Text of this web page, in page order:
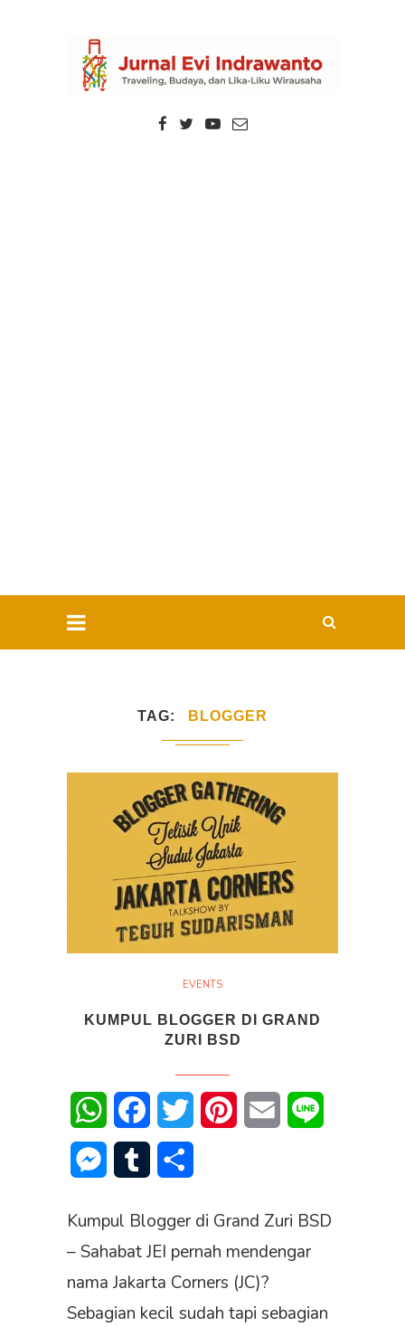
TAG BLOGGER
EVENTS
KUMPUL BLOGGER DI GRAND
ZURI BSD
WhatsAppFacebookTwitter PinterestEmail
Messenger
Tumblr
Kumpul Blogger di Grand Zuri BSD
– Sahabat JEI pernah mendengar
nama Jakarta Corners (JC)?
Sebagian kecil sudah tapi sebagian